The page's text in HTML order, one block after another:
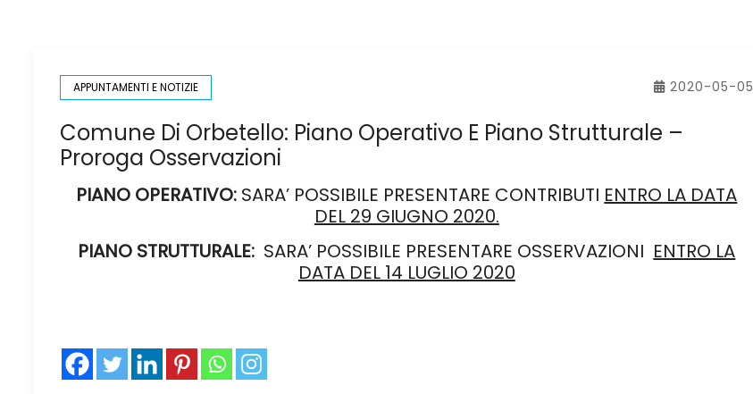
APPUNTAMENTI E NOTIZIE 2020-05-05
Comune Di Orbetello: Piano Operativo E Piano Strutturale –
Proroga Osservazioni
PIANO OPERATIVO: SARA’ POSSIBILE PRESENTARE CONTRIBUTI ENTRO LA DATA
DEL 29 GIUGNO 2020.
PIANO STRUTTURALE: SARA’ POSSIBILE PRESENTARE OSSERVAZIONI ENTRO LA
DATA DEL 14 LUGLIO 2020